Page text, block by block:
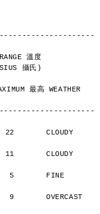
RANGE 溫度
最高 WEATHER
CLOUDY
CLOUDY
5       FINE
OVERCAST